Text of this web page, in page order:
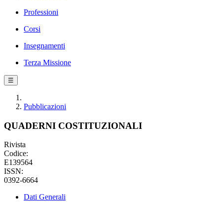
Professioni
Corsi
Insegnamenti
Terza Missione
☰
Pubblicazioni
QUADERNI COSTITUZIONALI
Rivista
Codice:
E139564
ISSN:
0392-6664
Dati Generali